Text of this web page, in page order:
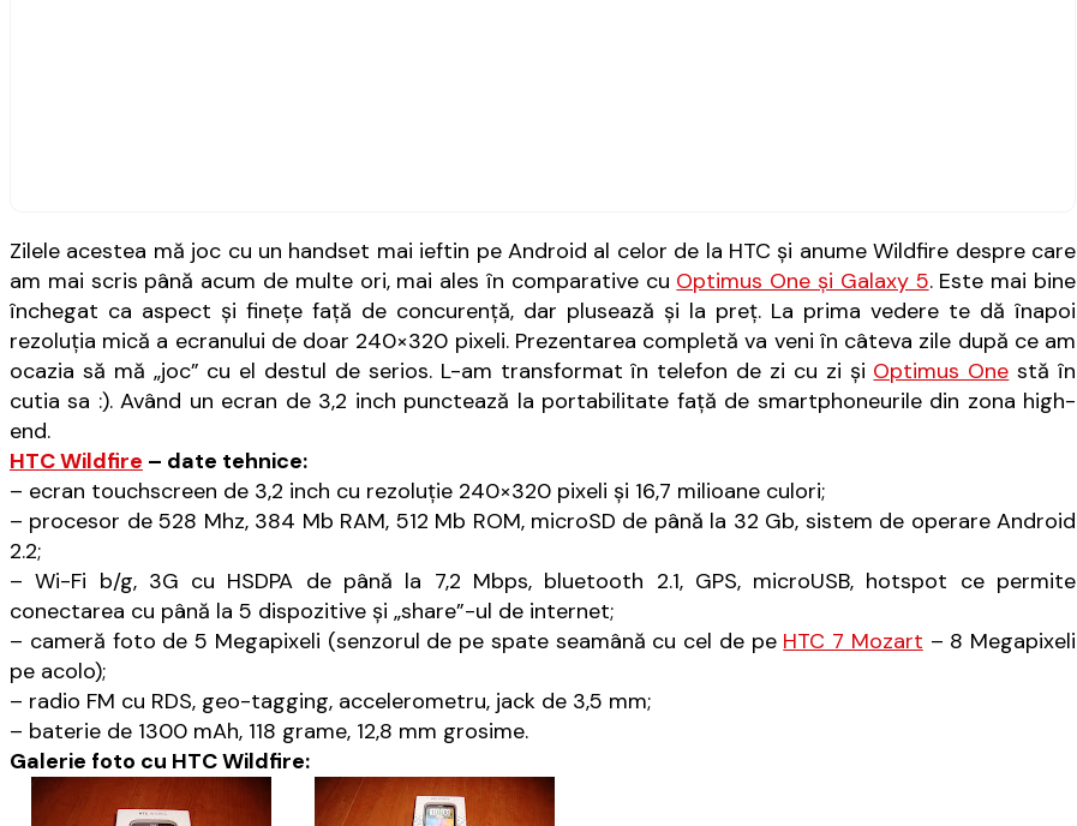
Zilele acestea mă joc cu un handset mai ieftin pe Android al celor de la HTC şi anume Wildfire despre care
am mai scris până acum de multe ori, mai ales în comparative cu Optimus One şi Galaxy 5. Este mai bine
închegat ca aspect şi fineţe faţă de concurenţă, dar plusează şi la preţ. La prima vedere te dă înapoi
rezoluţia mică a ecranului de doar 240×320 pixeli. Prezentarea completă va veni în câteva zile după ce am
ocazia să mă „joc” cu el destul de serios. L-am transformat în telefon de zi cu zi şi Optimus One stă în
cutia sa :). Având un ecran de 3,2 inch punctează la portabilitate faţă de smartphoneurile din zona high-
end.
HTC Wildfire – date tehnice:
– ecran touchscreen de 3,2 inch cu rezoluţie 240×320 pixeli şi 16,7 milioane culori;
– procesor de 528 Mhz, 384 Mb RAM, 512 Mb ROM, microSD de până la 32 Gb, sistem de operare Android
2.2;
– Wi-Fi b/g, 3G cu HSDPA de până la 7,2 Mbps, bluetooth 2.1, GPS, microUSB, hotspot ce permite
conectarea cu până la 5 dispozitive şi „share”-ul de internet;
– cameră foto de 5 Megapixeli (senzorul de pe spate seamână cu cel de pe HTC 7 Mozart – 8 Megapixeli
pe acolo);
– radio FM cu RDS, geo-tagging, accelerometru, jack de 3,5 mm;
– baterie de 1300 mAh, 118 grame, 12,8 mm grosime.
Galerie foto cu HTC Wildfire: